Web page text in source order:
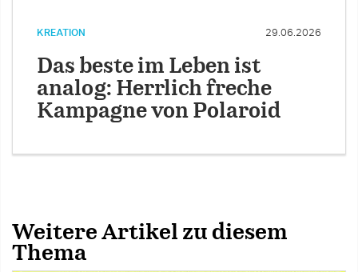
KREATION 29.06.2026
Das beste im Leben ist
analog: Herrlich freche
Kampagne von Polaroid
Weitere Artikel zu diesem
Thema